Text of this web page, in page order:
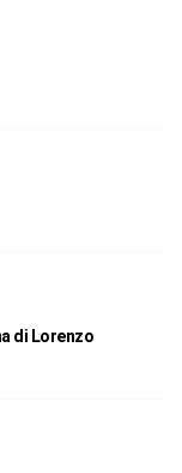
di Lorenzo